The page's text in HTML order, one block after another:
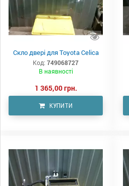
Скло двері для Toyota Celica
Код: 749068727
В наявності
1 365,00 грн.
КУПИТИ